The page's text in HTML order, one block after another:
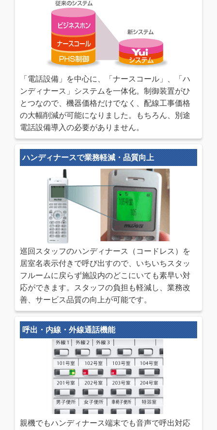
「電話設備」を中心に、「ナースコール」、「ハ
ンディナース」システムを一体化。制御装置がひ
とつなので、機器価格だけでなく、配線工事価格
の大幅削減が可能になりました。もちろん、別途
電話設備導入の必要がありません。
ハンディナースで業務軽減・品質向上
巡回スタッフのハンディナース（コードレス）を
居室名表示付きで呼び出すので、いちいちスタッ
フルームに戻らず施設内のどこにいても素早い対
応ができます。スタッフの負担も軽減し、業務改
善、サービス品質の向上が可能です。
呼出・内線・外線通話機能
親機でもハンディナース端末でも音声で呼出対応